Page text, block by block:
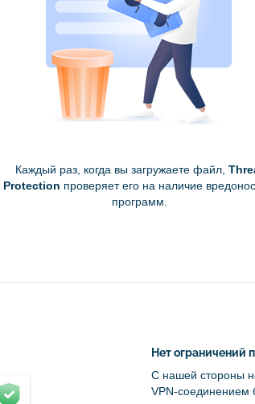
Каждый раз, когда вы загружаете файл,
Protection проверяет его на наличие
программ.
Нет ограничений
С нашей стороны
VPN-соединением